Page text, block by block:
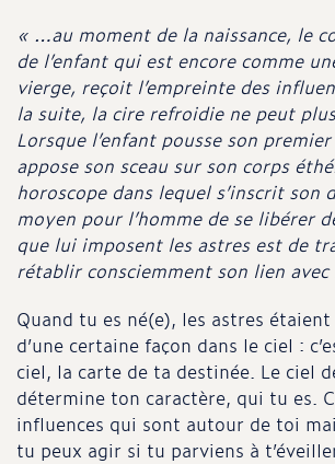
« …au moment de la naissance, le
de l’enfant qui est encore comme
vierge, reçoit l’empreinte des
la suite, la cire refroidie ne peut
Lorsque l’enfant pousse son
appose son sceau sur son corps
horoscope dans lequel s’inscrit son
moyen pour l’homme de se libérer
que lui imposent les astres est de
rétablir consciemment son lien
Quand tu es né(e), les astres
d’une certaine façon dans le ciel :
ciel, la carte de ta destinée. Le ciel
détermine ton caractère, qui tu es.
influences qui sont autour de toi
tu peux agir si tu parviens à